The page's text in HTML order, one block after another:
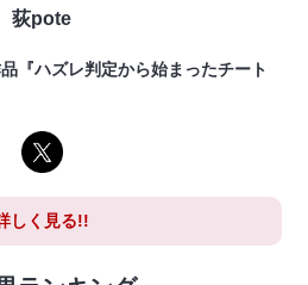
荻pote
『ハズレ判定から始まったチート
しく見る!!